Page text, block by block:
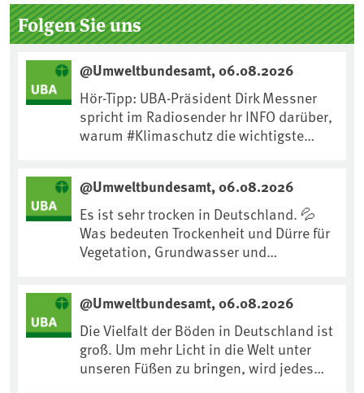
Folgen Sie uns
@Umweltbundesamt, 06.08.2026
Hör-Tipp: UBA-Präsident Dirk Messner
spricht im Radiosender hr INFO darüber,
warum #Klimaschutz die wichtigste
https://www.ardsounds.de/episode/urn
:ard:episode:0e7cf1c4b819c26d/
@Umweltbundesamt, 06.08.2026
Es ist sehr trocken in Deutschland. 💦
Was bedeuten Trockenheit und Dürre für
Vegetation, Grundwasser und
anpassen?🤔Antworten auf diese und
weitere Fragen auf unserer Webseite:
www.uba.de/trockenheit #Trockenheit
#Klimawandel
@Umweltbundesamt, 06.08.2026
Die Vielfalt der Böden in Deutschland ist
groß. Um mehr Licht in die Welt unter
unseren Füßen zu bringen, wird jedes